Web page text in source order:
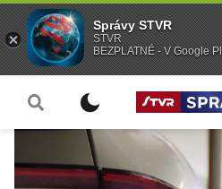
Správy STVR
STVR
BEZPLATNÉ - V Google